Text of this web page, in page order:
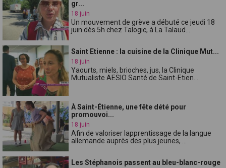
gr...
18 juin
Un mouvement de grève a débuté ce jeudi 18
juin dès 5h chez Talogic, à La Talaud...
Saint Etienne : la cuisine de la Clinique Mut...
18 juin
Yaourts, miels, brioches, jus, la Clinique
Mutualiste AESIO Santé de Saint-Etien...
À Saint-Étienne, une fête dété pour
promouvoi...
18 juin
Afin de valoriser lapprentissage de la langue
allemande auprès des plus jeunes, ...
Les Stéphanois passent au bleu-blanc-rouge